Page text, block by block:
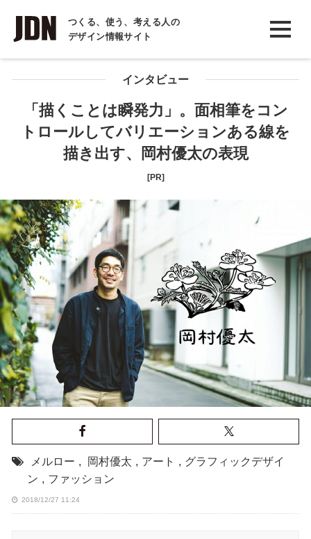
つくる、使う、考える人の
デザイン情報サイト
INTERVIEW
インタビュー
REPORT
COLUMN
コラム
インタビュー
「描くことは瞬発力」。面相筆をコン
トロールしてバリエーションある線を
描き出す、岡村優太の表現
[PR]
メルロー , 岡村優太 , アート , グラフィックデザイ
ン , ファッション
2018/12/27 11:24